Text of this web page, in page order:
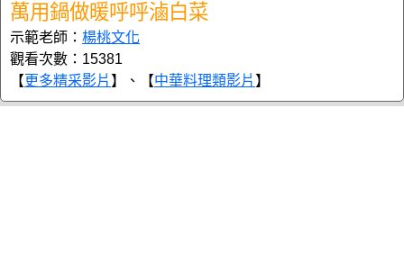
萬用鍋做暖呼呼滷白菜
示範老師： 楊桃文化
觀看次數：15381
【更多精采影片 】、【中華料理類影片 】